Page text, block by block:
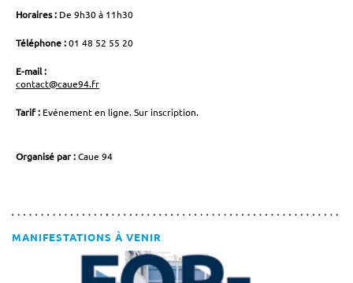
Horaires : De 9h30 à 11h30
Téléphone :01 48 52 55 20
E-mail :
contact@caue94.fr
Tarif : Evénement en ligne. Sur inscription.
Organisé par :Caue 94
MANIFESTATIONS À VENIR